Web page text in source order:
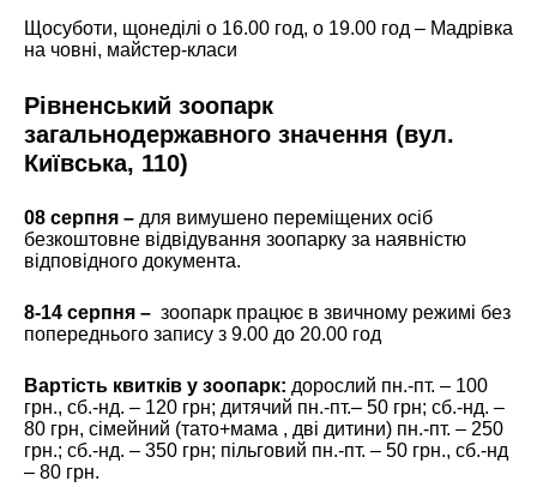
Щосуботи, щонеділі о 16.00 год, о 19.00 год – Мадрівка
на човні, майстер-класи
Рівненський зоопарк
загальнодержавного значення (вул.
Київська, 110)
08 серпня – для вимушено переміщених осіб
безкоштовне відвідування зоопарку за наявністю
відповідного документа.
8-14 серпня – зоопарк працює в звичному режимі без
попереднього запису з 9.00 до 20.00 год
Вартість квитків у зоопарк: дорослий пн.-пт. – 100
грн., сб.-нд. – 120 грн; дитячий пн.-пт.– 50 грн; сб.-нд. –
80 грн, сімейний (тато+мама , дві дитини) пн.-пт. – 250
грн.; сб.-нд. – 350 грн; пільговий пн.-пт. – 50 грн., сб.-нд
– 80 грн.